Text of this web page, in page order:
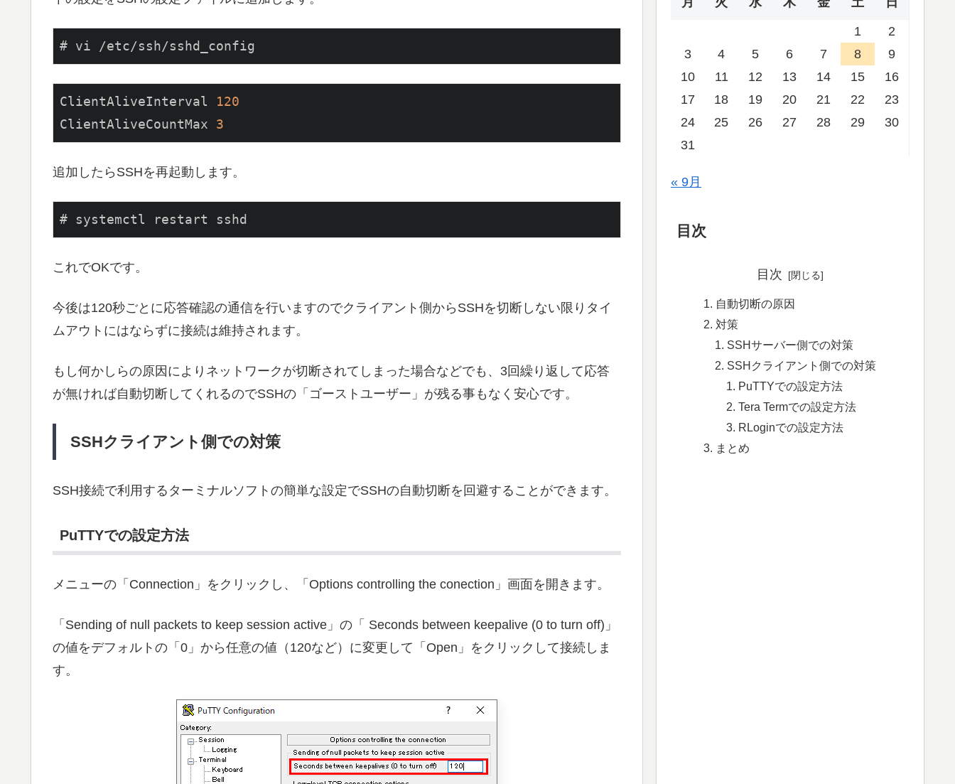
# vi /etc/ssh/sshd_config
ClientAliveInterval 120
ClientAliveCountMax 3
追加したらSSHを再起動します。
# systemctl restart sshd
これでOKです。
今後は120秒ごとに応答確認の通信を行いますのでクライアント側からSSHを切断しない限りタイ
ムアウトにはならずに接続は維持されます。
もし何かしらの原因によりネットワークが切断されてしまった場合などでも、3回繰り返して応答
が無ければ自動切断してくれるのでSSHの「ゴーストユーザー」が残る事もなく安心です。
SSHクライアント側での対策
SSH接続で利用するターミナルソフトの簡単な設定でSSHの自動切断を回避することができます。
PuTTYでの設定方法
メニューの「Connection」をクリックし、「Options controlling the conection」画面を開きます。
「Sending of null packets to keep session active」の「 Seconds between keepalive (0 to turn off)」
の値をデフォルトの「0」から任意の値（120など）に変更して「Open」をクリックして接続しま
す。
1
2
3
4 5 6 7 8
9
10
11 12 13 14 15
16
17
18 19 20 21 22
23
24
25 26 27 28 29
30
31
« 9月
目次
目次
自動切断の原因
対策
SSHサーバー側での対策
SSHクライアント側での対策
PuTTYでの設定方法
Tera Termでの設定方法
RLoginでの設定方法
まとめ